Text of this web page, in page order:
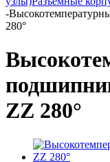
-
280°
ZZ 280°